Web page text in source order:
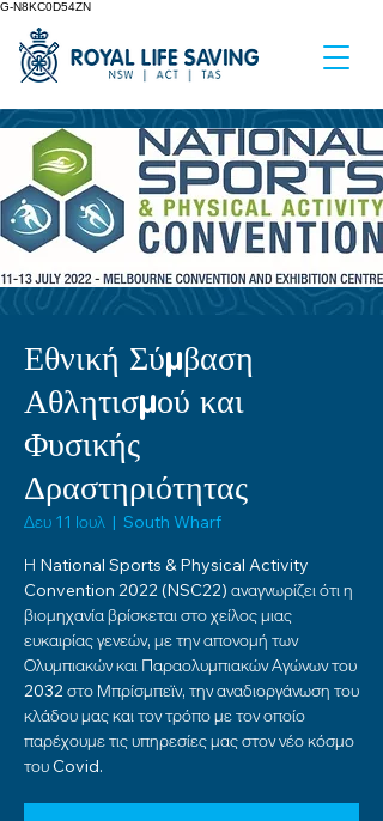
G-N8KC0D54ZN
Εθνική Σύμβαση
Αθλητισμού και
Φυσικής
Δραστηριότητας
Δευ 11 Ιουλ
  |
South Wharf
Η National Sports & Physical Activity
Convention 2022 (NSC22) αναγνωρίζει ότι η
βιομηχανία βρίσκεται στο χείλος μιας
ευκαιρίας γενεών, με την απονομή των
Ολυμπιακών και Παραολυμπιακών Αγώνων του
2032 στο Μπρίσμπεϊν, την αναδιοργάνωση του
κλάδου μας και τον τρόπο με τον οποίο
παρέχουμε τις υπηρεσίες μας στον νέο κόσμο
του Covid.